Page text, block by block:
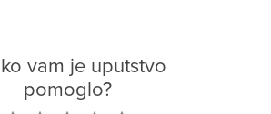
vam je uputstvo
pomoglo?